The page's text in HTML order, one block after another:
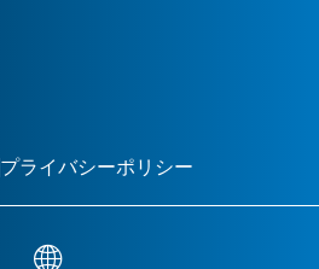
プライバシーポリシー